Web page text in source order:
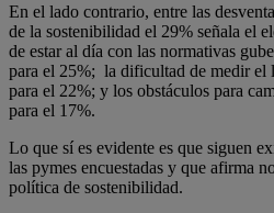
En el lado contrario, entre las
de la sostenibilidad el 29% señala el
de estar al día con las normativas
para el 25%; la dificultad de medir el
para el 22%; y los obstáculos para
para el 17%.
Lo que sí es evidente es que siguen
las pymes encuestadas y que afirma
política de sostenibilidad.